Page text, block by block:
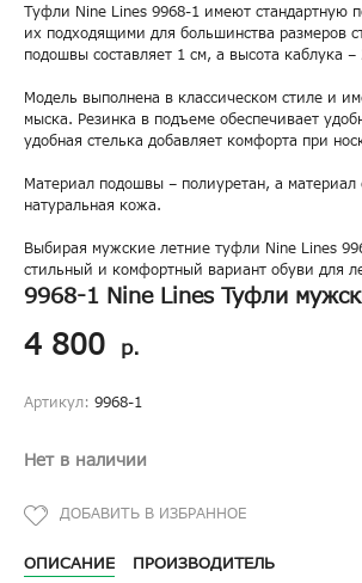
Туфли Nine Lines 9968-1 имеют стандартную
их подходящими для большинства размеров
подошвы составляет 1 см, а высота каблука –
Модель выполнена в классическом стиле и
мыска. Резинка в подъеме обеспечивает
удобная стелька добавляет комфорта при
Материал подошвы – полиуретан, а материал
натуральная кожа.
Выбирая мужские летние туфли Nine Lines
стильный и комфортный вариант обуви для
9968-1 Nine Lines Туфли
4 800 р.
Артикул: 9968-1
Нет в наличии
ОПИСАНИЕ ПРОИЗВОДИТЕЛЬ